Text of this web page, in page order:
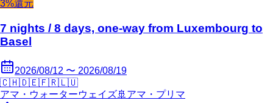
3%還元
7 nights / 8 days, one-way from Luxembourg to
Basel
2026/08/12 〜 2026/08/19
🇨🇭🇩🇪🇫🇷🇱🇺
アマ・ウォーターウェイズ🚢 アマ・プリマ